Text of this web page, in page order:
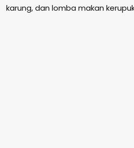
karung, dan lomba makan